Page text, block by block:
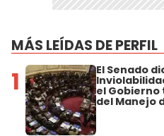
MÁS LEÍDAS DE PERFIL
1 El Senado
el Gobierno
del Manejo